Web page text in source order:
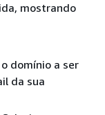
mostrando
domínio a ser
da sua